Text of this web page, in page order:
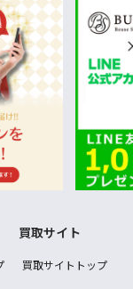
買取サイト
買取サイトトップ